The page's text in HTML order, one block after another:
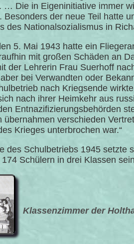
… Die in Eigeninitiative immer
Besonders der neue Teil hatte
des Nationalsozialismus in
5. Mai 1943 hatte ein
mit großen Schäden an
der Lehrerin Frau Suerhoff
bei Verwandten oder
nach Kriegsende
nach ihrer Heimkehr aus
Entnazifizierungsbehörden
übernahmen verschieden
Krieges unterbrochen war.“
des Schulbetriebs 1945 setzte
Schülern in drei Klassen
Klassenzimmer der